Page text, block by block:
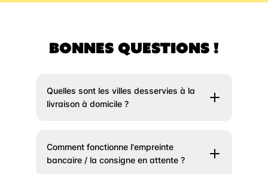
BONNES QUESTIONS !
Quelles sont les villes desservies à la
livraison à domicile ?
ville est éligible à la livraison. Si votre ville
n’est pas encore desservie, n’hésitez pas à
Comment fonctionne l'empreinte
bancaire / la consigne en attente ?